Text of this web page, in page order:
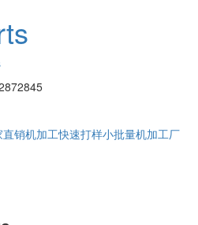
销机加工快速打样小批量机加工厂